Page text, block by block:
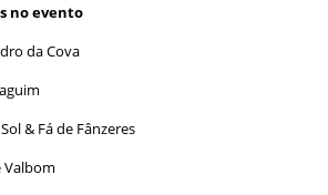
no evento
da Cova
& Fá de Fânzeres
Valbom